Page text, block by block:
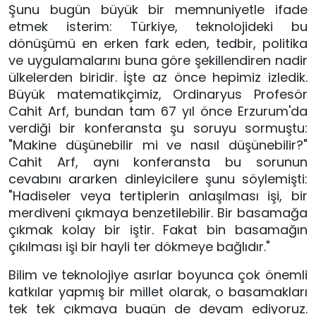
Şunu bugün büyük bir memnuniyetle ifade
etmek isterim: Türkiye, teknolojideki bu
dönüşümü en erken fark eden, tedbir, politika
ve uygulamalarını buna göre şekillendiren nadir
ülkelerden biridir. İşte az önce hepimiz izledik.
Büyük matematikçimiz, Ordinaryus Profesör
Cahit Arf, bundan tam 67 yıl önce Erzurum'da
verdiği bir konferansta şu soruyu sormuştu:
"Makine düşünebilir mi ve nasıl düşünebilir?"
Cahit Arf, aynı konferansta bu sorunun
cevabını ararken dinleyicilere şunu söylemişti:
"Hadiseler veya tertiplerin anlaşılması işi, bir
merdiveni çıkmaya benzetilebilir. Bir basamağa
çıkmak kolay bir iştir. Fakat bin basamağın
çıkılması işi bir hayli ter dökmeye bağlıdır."
Bilim ve teknolojiye asırlar boyunca çok önemli
katkılar yapmış bir millet olarak, o basamakları
tek tek çıkmaya bugün de devam ediyoruz.